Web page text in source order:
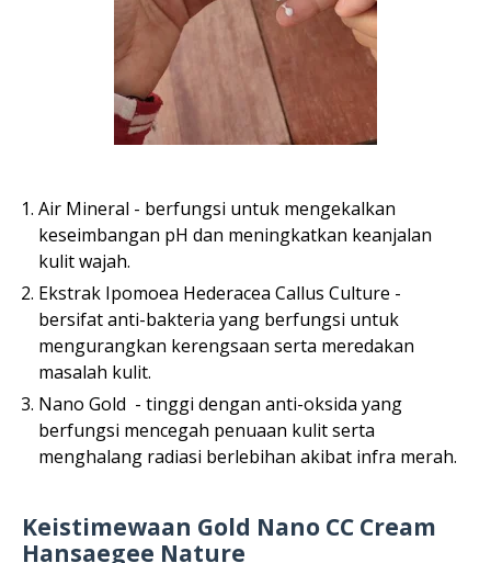
Air Mineral - berfungsi untuk mengekalkan
keseimbangan pH dan meningkatkan keanjalan
kulit wajah.
Ekstrak Ipomoea Hederacea Callus Culture -
bersifat anti-bakteria yang berfungsi untuk
mengurangkan kerengsaan serta meredakan
masalah kulit.
Nano Gold - tinggi dengan anti-oksida yang
berfungsi mencegah penuaan kulit serta
menghalang radiasi berlebihan akibat infra merah.
Keistimewaan Gold Nano CC Cream
Hansaegee Nature